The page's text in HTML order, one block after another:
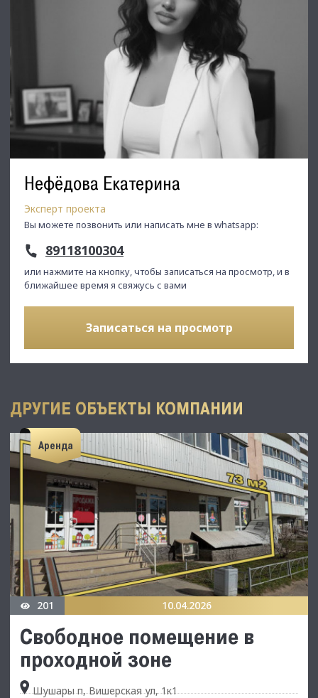
Нефёдова Екатерина
Эксперт проекта
Вы можете позвонить или написать мне в whatsapp:
89118100304
или нажмите на кнопку, чтобы записаться на просмотр, и в
ближайшее время я свяжусь с вами
Записаться на просмотр
ДРУГИЕ ОБЪЕКТЫ КОМПАНИИ
Аренда
201 10.04.2026
Свободное помещение в
проходнoй зоне
Шушары п, Вишерская ул, 1к1